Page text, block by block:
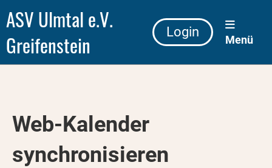
ASV Ulmtal e.V.
Greifenstein
Login
Menü
Web-Kalender
synchronisieren